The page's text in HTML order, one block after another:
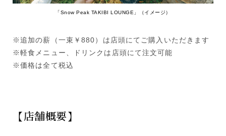
「Snow Peak TAKIBI LOUNGE」（イメージ）
※追加の薪（一束￥880）は店頭にてご購入いただきます
※軽食メニュー、ドリンクは店頭にて注文可能
※価格は全て税込
【店舗概要】